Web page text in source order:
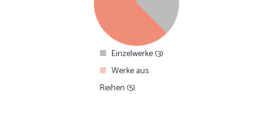
Einzelwerke (3)
Werke aus
Reihen (5)